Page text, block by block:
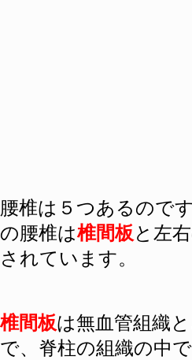
腰椎は５つあるので
の腰椎は椎間板 と左
されています。
椎間板は無血管組織
で、脊柱の組織の中